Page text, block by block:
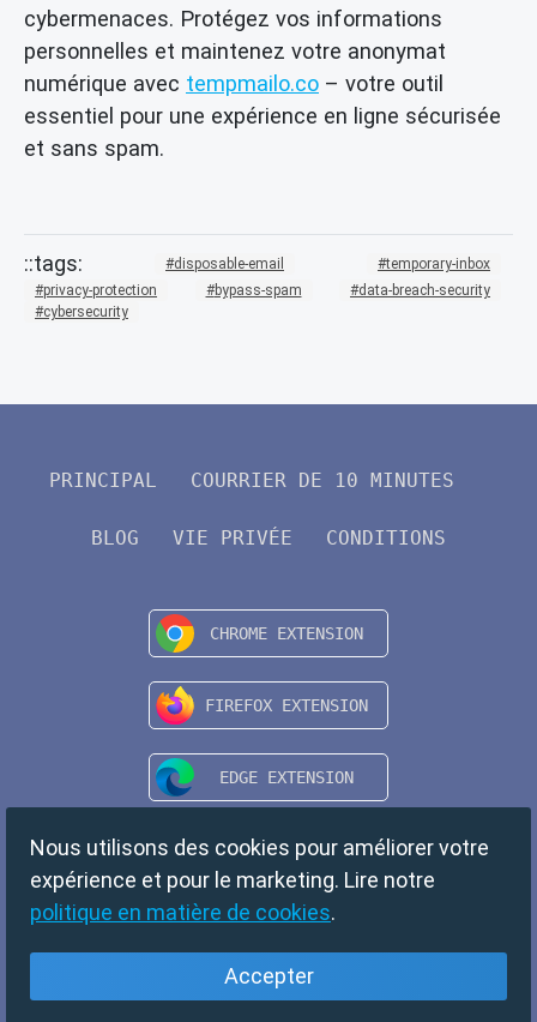
cybermenaces. Protégez vos informations
personnelles et maintenez votre anonymat
numérique avec tempmailo.co – votre outil
essentiel pour une expérience en ligne sécurisée
et sans spam.
disposable-email
temporary-inbox
privacy-protection
bypass-spam
data-breach-security
cybersecurity
PRINCIPAL COURRIER DE 10 MINUTES
BLOG VIE PRIVÉE CONDITIONS
Nous utilisons des cookies pour améliorer votre
expérience et pour le marketing. Lire notre
politique en matière de cookies.
Accepter